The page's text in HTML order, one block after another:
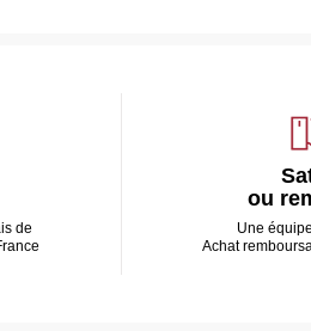
de
ou
Une
Achat